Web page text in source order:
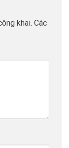
khai. Các